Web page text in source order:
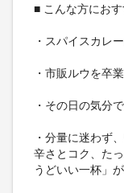
■ こんな方にお
・スパイスカレ
・市販ルウを卒
・その日の気分
・分量に迷わず
辛さとコク、た
うどいい一杯」